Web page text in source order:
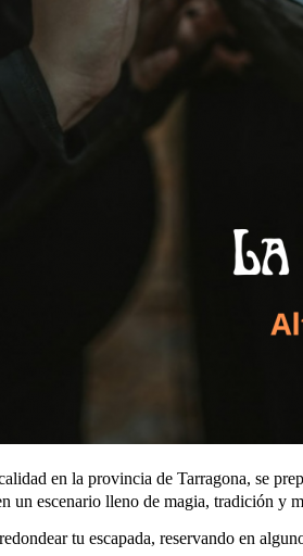
en la provincia de Tarragona, se
un escenario lleno de magia, tradición y
tu escapada, reservando en